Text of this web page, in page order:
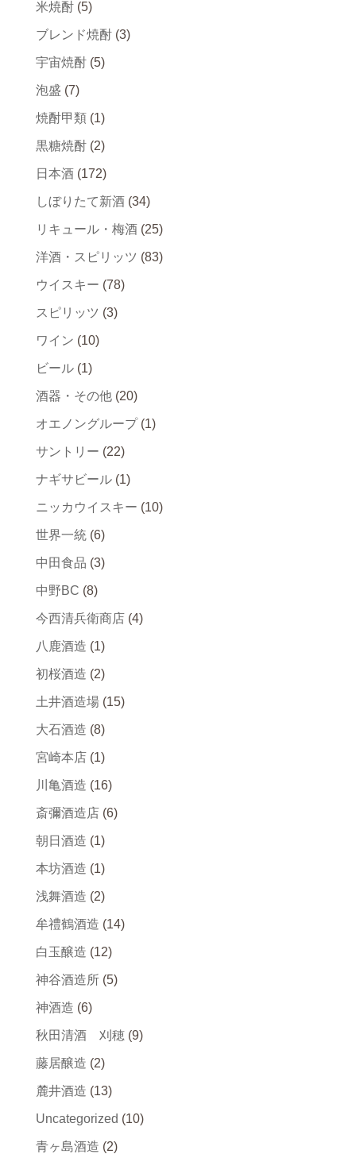
米焼酎 (5)
ブレンド焼酎 (3)
宇宙焼酎 (5)
泡盛 (7)
焼酎甲類 (1)
黒糖焼酎 (2)
日本酒 (172)
しぼりたて新酒 (34)
リキュール・梅酒 (25)
洋酒・スピリッツ (83)
ウイスキー (78)
スピリッツ (3)
ワイン (10)
ビール (1)
酒器・その他 (20)
オエノングループ (1)
サントリー (22)
ナギサビール (1)
ニッカウイスキー (10)
世界一統 (6)
中田食品 (3)
中野BC (8)
今西清兵衛商店 (4)
八鹿酒造 (1)
初桜酒造 (2)
土井酒造場 (15)
大石酒造 (8)
宮崎本店 (1)
川亀酒造 (16)
斎彌酒造店 (6)
朝日酒造 (1)
本坊酒造 (1)
浅舞酒造 (2)
牟禮鶴酒造 (14)
白玉醸造 (12)
神谷酒造所 (5)
神酒造 (6)
秋田清酒 刈穂 (9)
藤居醸造 (2)
麓井酒造 (13)
Uncategorized (10)
青ヶ島酒造 (2)